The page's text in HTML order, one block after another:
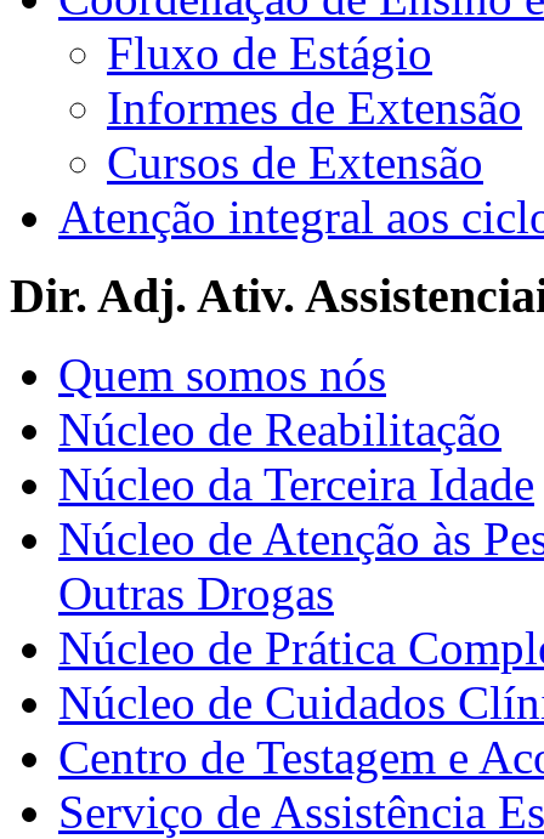
Fluxo de Estágio
Informes de Extensão
Cursos de Extensão
Atenção integral aos
Dir. Adj. Ativ.
Quem somos nós
Núcleo de Reabilitação
Núcleo da Terceira Idade
Núcleo de Atenção às
Outras Drogas
Núcleo de Prática
Núcleo de Cuidados
Centro de Testagem e
Serviço de Assistência